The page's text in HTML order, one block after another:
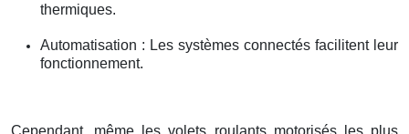
thermiques.
Automatisation : Les systèmes connectés facilitent leur
fonctionnement.
Cependant, même les volets roulants motorisés les plus